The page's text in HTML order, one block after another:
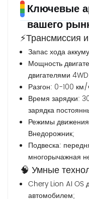
Ключевые
вашего
⚡Трансмиссия
Запас хода
Мощность
двигателями
Разгон: 0-100
Время зарядки:
зарядка
Режимы
Внедорожник;
Подвеска:
многорычажная
🧠 Умные
Chery Lion AI OS
автомобилем;